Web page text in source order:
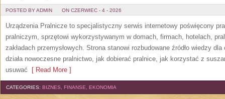
POSTED BY ADMIN ON CZERWIEC - 4 - 2026
Urządzenia Pralnicze to specjalistyczny serwis internetowy poświęcony
pralniczym, sprzętowi wykorzystywanym w domach, firmach, hotelach,
zakładach przemysłowych. Strona stanowi rozbudowane źródło wiedzy
działa nowoczesne pralnictwo, jak dobierać pralnice, jak korzystać z
usuwać [ Read More ]
CATEGORIES: BIZNES, FINANSE, EKONOMIA